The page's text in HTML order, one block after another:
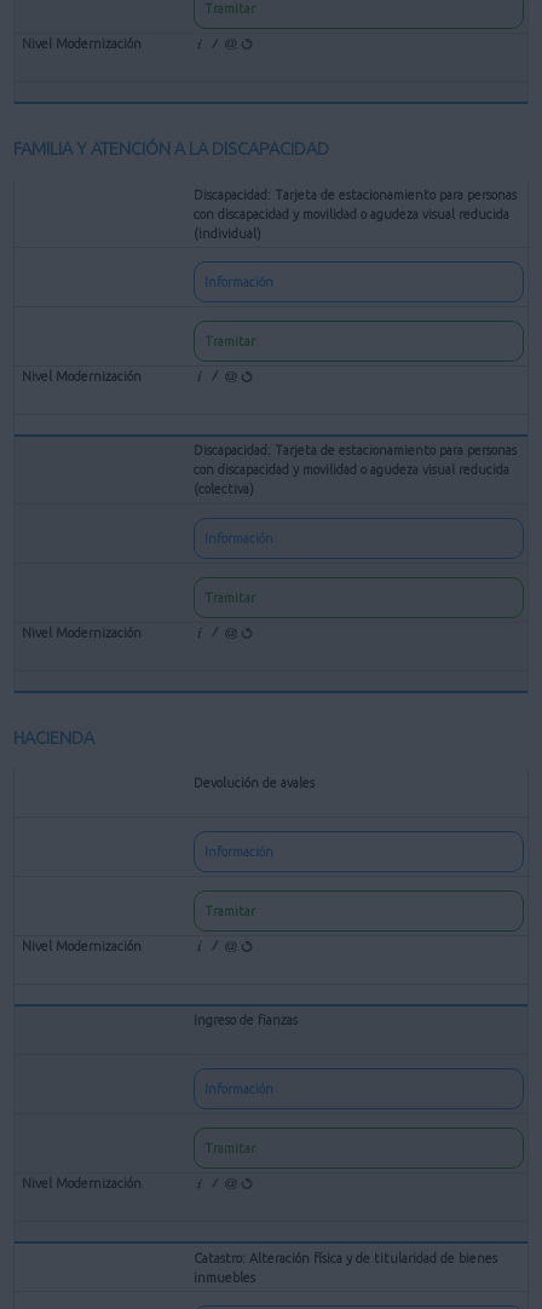
Tramitar
FAMILIA Y ATENCIÓN A LA DISCAPACIDAD
Discapacidad: Tarjeta de estacionamiento para personas
con discapacidad y movilidad o agudeza visual reducida
(individual)
Información
Tramitar
Discapacidad: Tarjeta de estacionamiento para personas
con discapacidad y movilidad o agudeza visual reducida
(colectiva)
Información
Tramitar
HACIENDA
Devolución de avales
Información
Tramitar
Ingreso de fianzas
Información
Tramitar
Catastro: Alteración física y de titularidad de bienes
inmuebles